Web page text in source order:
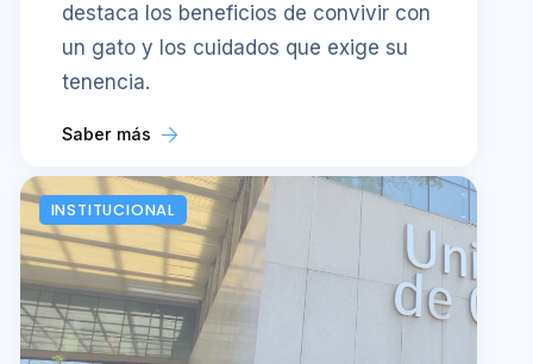
destaca los beneficios de convivir con
un gato y los cuidados que exige su
tenencia.
Saber más
INSTITUCIONAL